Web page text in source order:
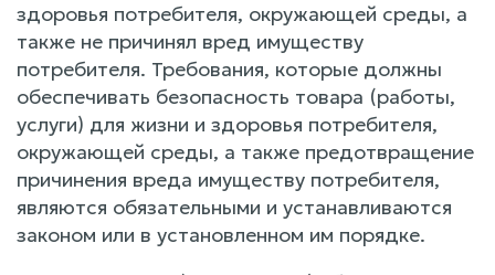
здоровья потребителя, окружающей среды, а
также не причинял вред имуществу
потребителя. Требования, которые должны
обеспечивать безопасность товара (работы,
услуги) для жизни и здоровья потребителя,
окружающей среды, а также предотвращение
причинения вреда имуществу потребителя,
являются обязательными и устанавливаются
законом или в установленном им порядке.